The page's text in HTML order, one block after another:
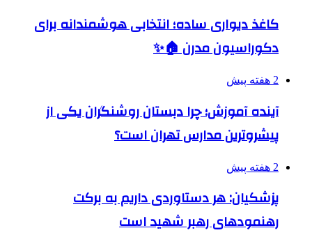
کاغذ دیواری ساده؛ انتخابی هوشمندانه برای
دکوراسیون مدرن 🏠✨
2 هفته پیش
آینده آموزش؛ چرا دبستان روشنگران یکی از
پیشروترین مدارس تهران است؟
2 هفته پیش
پزشکیان: هر دستاوردی داریم به برکت
رهنمودهای رهبر شهید است